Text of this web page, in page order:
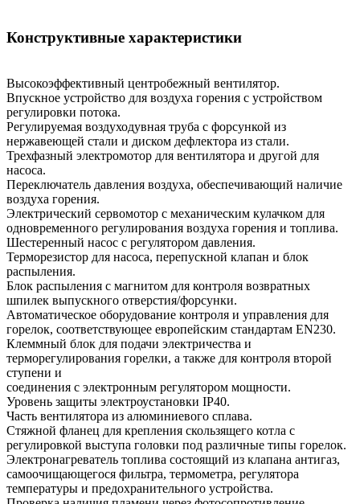
Конструктивные характеристики
Высокоэффективный центробежный вентилятор.
Впускное устройство для воздуха горения с устройством
регулировки потока.
Регулируемая воздуходувная труба с форсункой из
нержавеющей стали и диском дефлектора из стали.
Трехфазный электромотор для вентилятора и другой для
насоса.
Переключатель давления воздуха, обеспечивающий наличие
воздуха горения.
Электрический сервомотор с механическим кулачком для
одновременного регулирования воздуха горения и топлива.
Шестеренный насос с регулятором давления.
Терморезистор для насоса, перепускной клапан и блок
распыления.
Блок распыления с магнитом для контроля возвратных
шпилек выпускного отверстия/форсунки.
Автоматическое оборудование контроля и управления для
горелок, соответствующее европейским стандартам EN230.
Клеммный блок для подачи электричества и
терморегулирования горелки, а также для контроля второй
ступени и
соединения с электронным регулятором мощности.
Уровень защиты электроустановки IP40.
Часть вентилятора из алюминиевого сплава.
Стяжной фланец для крепления скользящего котла с
регулировкой выступа головки под различные типы горелок.
Электронагреватель топлива состоящий из клапана антигаз,
самоочищающегося фильтра, термометра, регулятора
температуры и предохранительного устройства.